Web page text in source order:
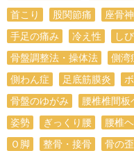
首こり
股関節痛 座骨
手足の痛み
冷え性 し
骨盤調整法・操体法
側湾
側わん症
足底筋膜炎
骨盤のゆがみ
腰椎椎間板
姿勢
ぎっくり腰 腰椎
Ｏ脚
整骨・接骨 骨の